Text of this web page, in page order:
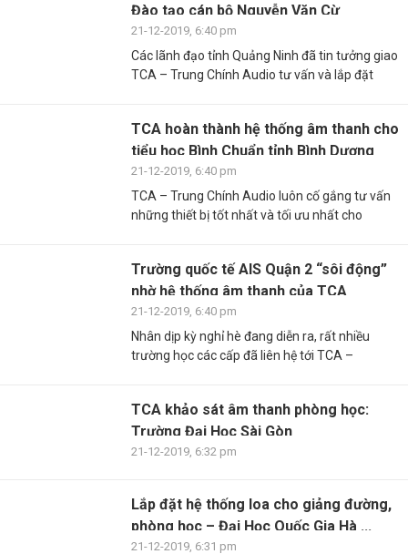
Đào tạo cán bộ Nguyễn Văn Cừ
21-12-2019, 6:40 pm
Các lãnh đạo tỉnh Quảng Ninh đã tin tưởng giao
TCA – Trung Chính Audio tư vấn và lắp đặt
TCA hoàn thành hệ thống âm thanh cho
tiểu học Bình Chuẩn tỉnh Bình Dương
21-12-2019, 6:40 pm
TCA – Trung Chính Audio luôn cố gắng tư vấn
những thiết bị tốt nhất và tối ưu nhất cho
Trường quốc tế AIS Quận 2 “sôi động”
nhờ hệ thống âm thanh của TCA
21-12-2019, 6:40 pm
Nhân dịp kỳ nghỉ hè đang diễn ra, rất nhiều
trường học các cấp đã liên hệ tới TCA –
TCA khảo sát âm thanh phòng học:
Trường Đại Học Sài Gòn
21-12-2019, 6:32 pm
Lắp đặt hệ thống loa cho giảng đường,
phòng học – Đại Học Quốc Gia Hà ...
21-12-2019, 6:31 pm